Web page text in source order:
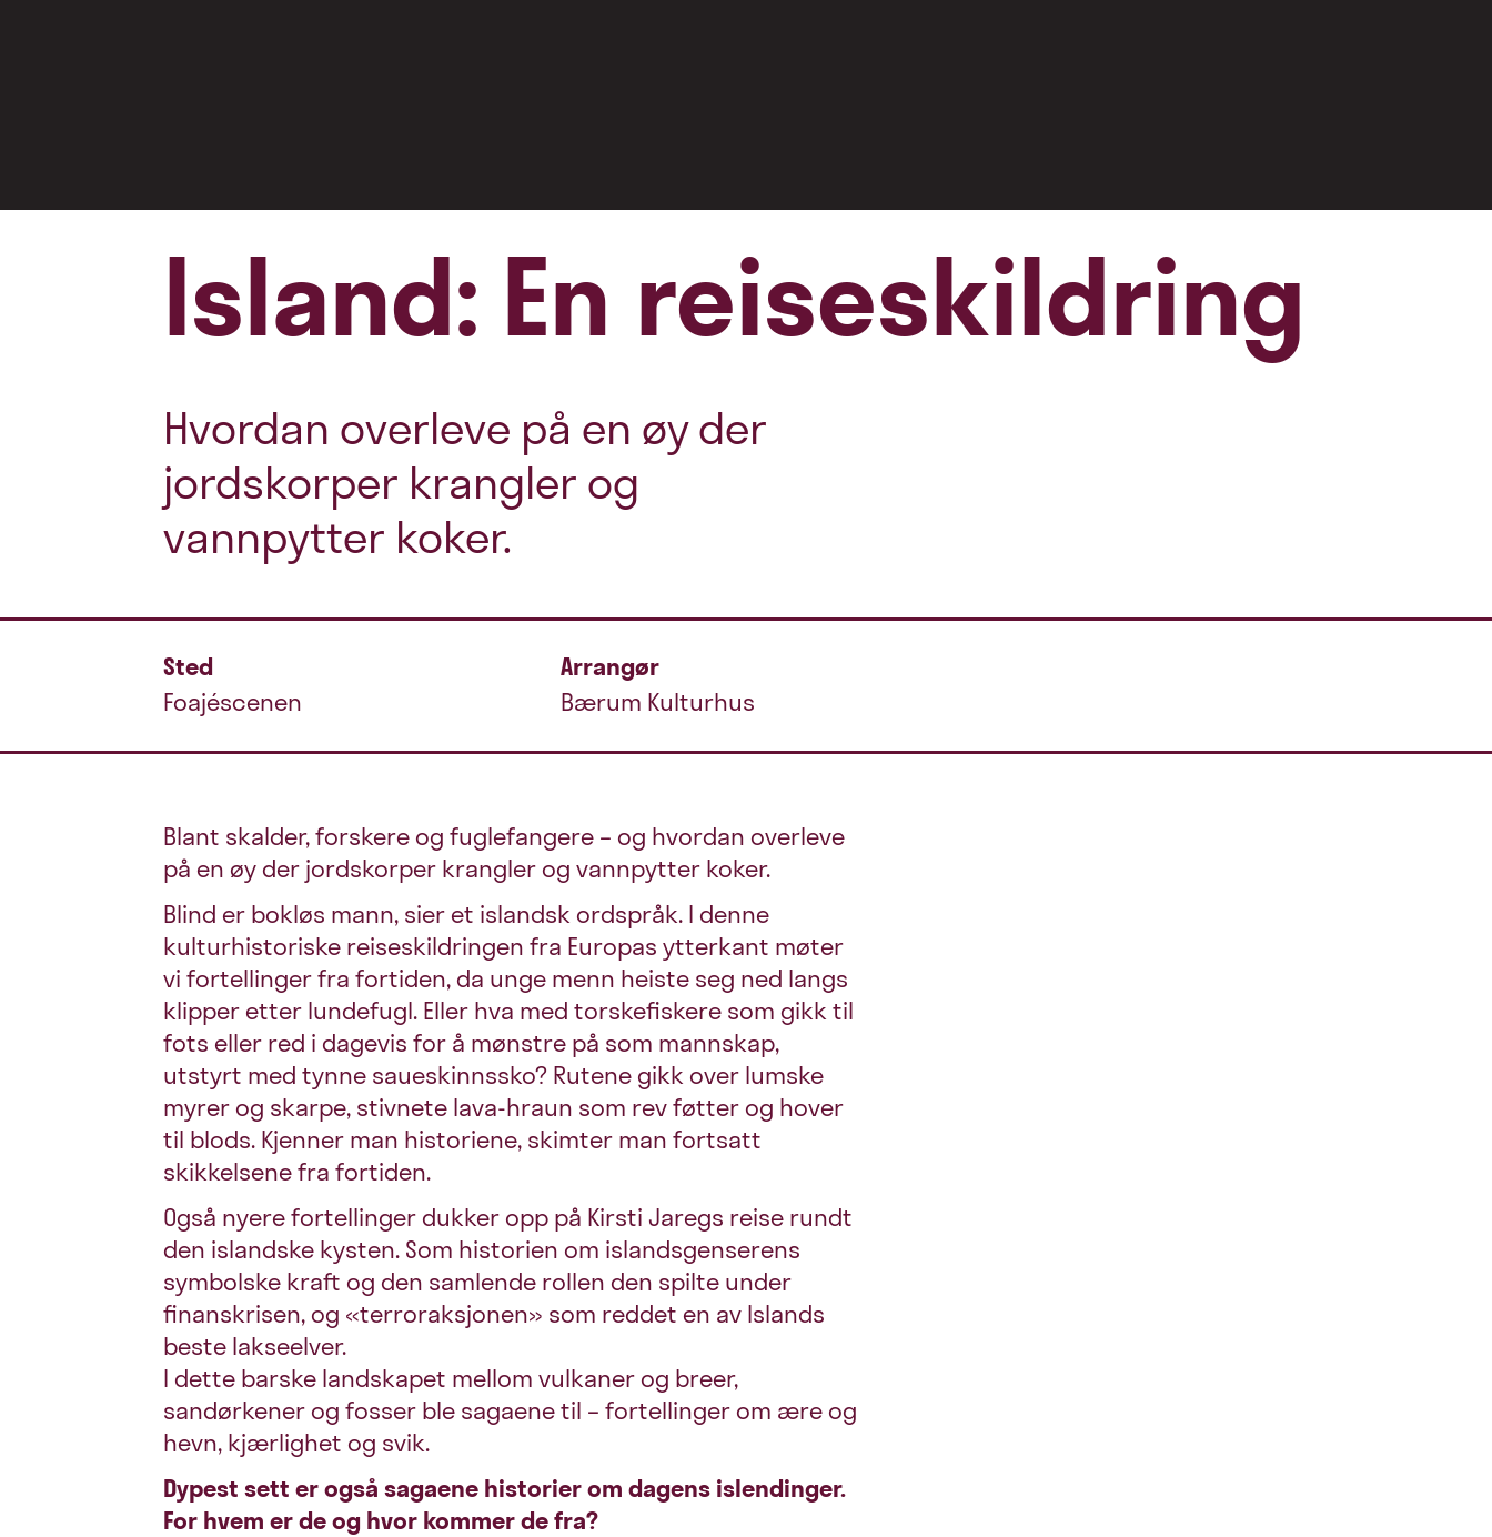
Island: En reiseskildring
Hvordan overleve på en øy der
jordskorper krangler og
vannpytter koker.
Sted
Foajéscenen
Arrangør
Bærum Kulturhus
Blant skalder, forskere og fuglefangere – og hvordan overleve
på en øy der jordskorper krangler og vannpytter koker.
Blind er bokløs mann, sier et islandsk ordspråk. I denne
kulturhistoriske reiseskildringen fra Europas ytterkant møter
vi fortellinger fra fortiden, da unge menn heiste seg ned langs
klipper etter lundefugl. Eller hva med torskefiskere som gikk til
fots eller red i dagevis for å mønstre på som mannskap,
utstyrt med tynne saueskinnssko? Rutene gikk over lumske
myrer og skarpe, stivnete lava-hraun som rev føtter og hover
til blods. Kjenner man historiene, skimter man fortsatt
skikkelsene fra fortiden.
Også nyere fortellinger dukker opp på Kirsti Jaregs reise rundt
den islandske kysten. Som historien om islandsgenserens
symbolske kraft og den samlende rollen den spilte under
finanskrisen, og «terroraksjonen» som reddet en av Islands
beste lakseelver.
I dette barske landskapet mellom vulkaner og breer,
sandørkener og fosser ble sagaene til – fortellinger om ære og
hevn, kjærlighet og svik.
Dypest sett er også sagaene historier om dagens islendinger.
For hvem er de og hvor kommer de fra?